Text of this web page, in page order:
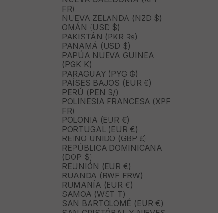
FR)
NUEVA ZELANDA (NZD $)
OMÁN (USD $)
PAKISTÁN (PKR ₨)
PANAMÁ (USD $)
PAPÚA NUEVA GUINEA
(PGK K)
PARAGUAY (PYG ₲)
PAÍSES BAJOS (EUR €)
PERÚ (PEN S/)
POLINESIA FRANCESA (XPF
FR)
POLONIA (EUR €)
PORTUGAL (EUR €)
REINO UNIDO (GBP £)
REPÚBLICA DOMINICANA
(DOP $)
REUNIÓN (EUR €)
RUANDA (RWF FRW)
RUMANÍA (EUR €)
SAMOA (WST T)
SAN BARTOLOMÉ (EUR €)